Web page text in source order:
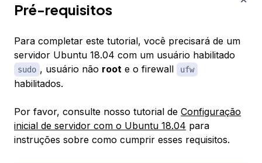
Pré-requisitos
Para completar este tutorial, você precisará de um
servidor Ubuntu 18.04 com um usuário habilitado
sudo , usuário não root e o firewall ufw
habilitados.
Por favor, consulte nosso tutorial de Configuração
inicial de servidor com o Ubuntu 18.04 para
instruções sobre como cumprir esses requisitos.